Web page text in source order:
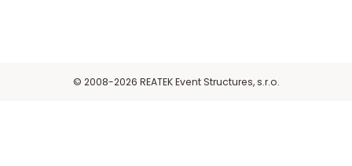
© 2008-2026 REATEK Event Structures, s.r.o.